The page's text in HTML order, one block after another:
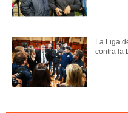
La Liga
contra la